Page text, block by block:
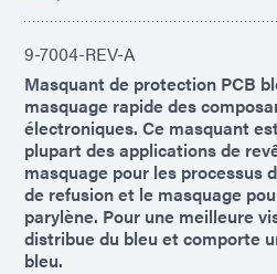
9-7004-REV-A
Masquant de protection PCB
masquage rapide des
électroniques. Ce masquant
plupart des applications de
masquage pour les processus
de refusion et le masquage
parylène. Pour une meilleure
distribue du bleu et comporte
bleu.